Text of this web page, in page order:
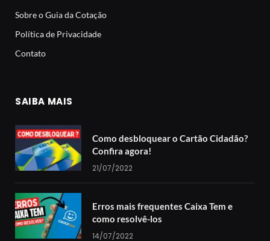
Sobre o Guia da Cotação
Política de Privacidade
Contato
SAIBA MAIS
Como desbloquear o Cartão Cidadão?
Confira agora!
21/07/2022
Erros mais frequentes Caixa Tem e
como resolvê-los
14/07/2022